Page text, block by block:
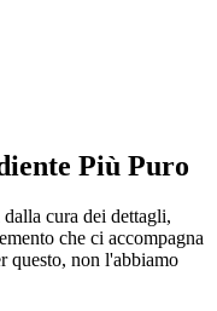
Più Puro
cura dei dettagli,
che ci accompagna
questo, non l'abbiamo